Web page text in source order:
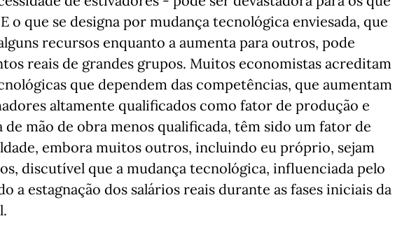
o que se designa por mudança tecnológica enviesada, que
recursos enquanto a aumenta para outros, pode
reais de grandes grupos. Muitos economistas acreditam
que dependem das competências, que aumentam
altamente qualificados como fator de produção e
mão de obra menos qualificada, têm sido um fator de
embora muitos outros, incluindo eu próprio, sejam
discutível que a mudança tecnológica, influenciada pelo
a estagnação dos salários reais durante as fases iniciais da